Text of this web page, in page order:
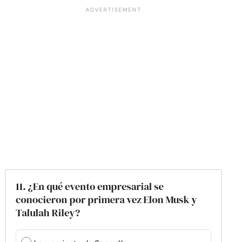
11. ¿En qué evento empresarial se
conocieron por primera vez Elon Musk y
Talulah Riley?